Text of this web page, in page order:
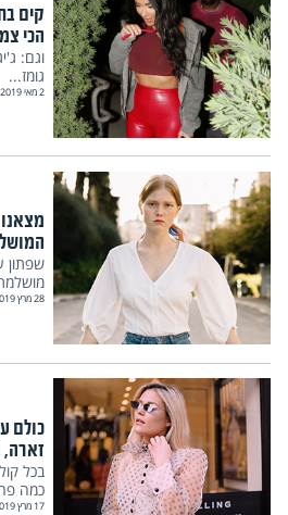
קים
הכי
וגם:
גומז...
2 מאי 2019
שפתון
28 מרץ 2019
כולם
זארה,
בכל
כמה
17 מרץ 2019